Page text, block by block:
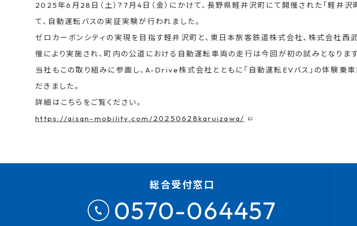
2025年6月28日（土）?7月4日（金）にかけて、長野県軽井沢町にて開催された「軽井沢
て、自動運転バスの実証実験が行われました。
ゼロカーボンシティの実現を目指す軽井沢町と、東日本旅客鉄道株式会社、株式会社西
催により実施され、町内の公道における自動運転車両の走行は今回が初の試みとなります
当社もこの取り組みに参画し、A-Drive株式会社とともに「自動運転EVバス」の体験乗
だきました。
詳細はこちらをご覧ください。
https://aisan-mobility.com/20250628karuizawa/
総合受付窓口
0570-064457